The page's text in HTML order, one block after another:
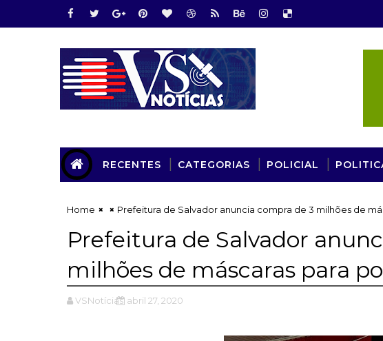
RECENTES CATEGORIAS POLICIAL
Home Prefeitura de Salvador anuncia compra de 3 milhões de
Prefeitura de Salvador
milhões de máscaras para
VSNotícias abril 27, 2020